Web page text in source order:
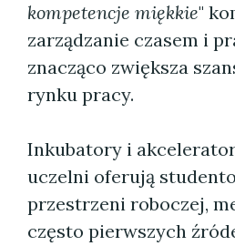
kompetencje miękkie"
zarządzanie czasem i
znacząco zwiększa
rynku pracy.
Inkubatory i
uczelni oferują
przestrzeni roboczej,
często pierwszych